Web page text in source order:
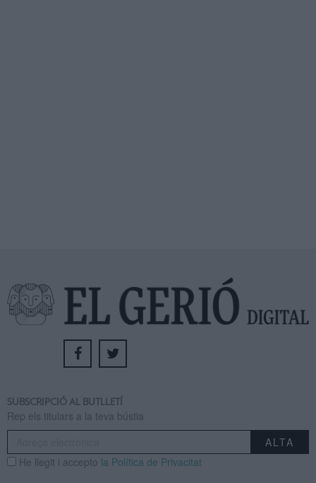
SUBSCRIPCIÓ AL BUTLLETÍ
Rep els titulars a la teva bústia
He llegit i accepto la Política de Privacitat